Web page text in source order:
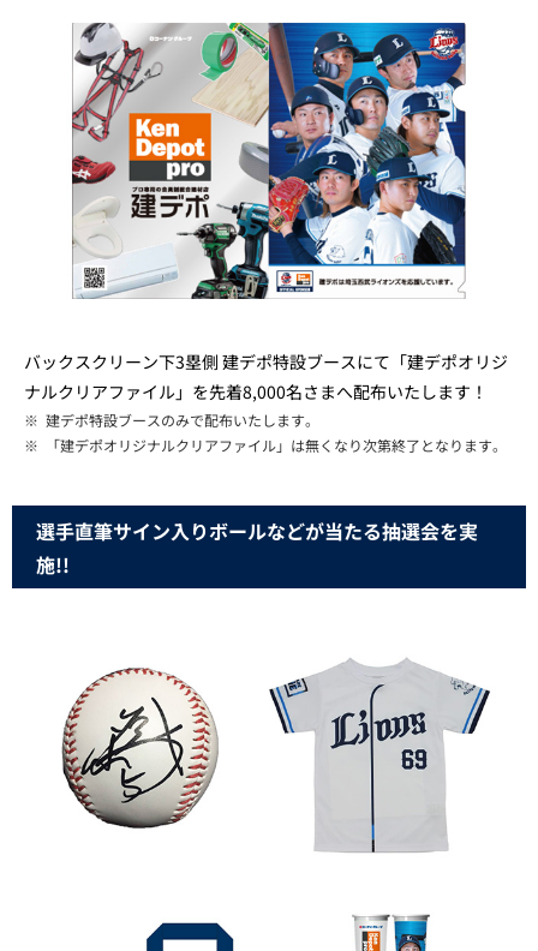
バックスクリーン下3塁側 建デポ特設ブースにて「建デポオリジ
ナルクリアファイル」を先着8,000名さまへ配布いたします！
※ 建デポ特設ブースのみで配布いたします。
※
「建デポオリジナルクリアファイル」は無くなり次第終了となります。
選手直筆サイン入りボールなどが当たる抽選会を実
施!!